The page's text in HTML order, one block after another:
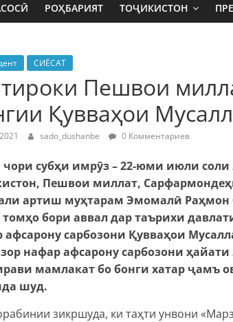
РОҲБАРИЯТ ТОҶИКИСТОН
СИЁСАТ
Пешвои
Қувваҳои
sado_dushanbe 0 Комментариев
чори субҳи имрӯз – 22-юми июли
Пешвои миллат,
артиш муҳтарам Эмомалӣ
томҳо бори аввал дар таърихи
афсарону сарбозони Қувваҳои
нафар афсарону сарбозони
мамлакат бо бонги хатар ҷамъ
шуд.
зикршуда, ки таҳти унвони